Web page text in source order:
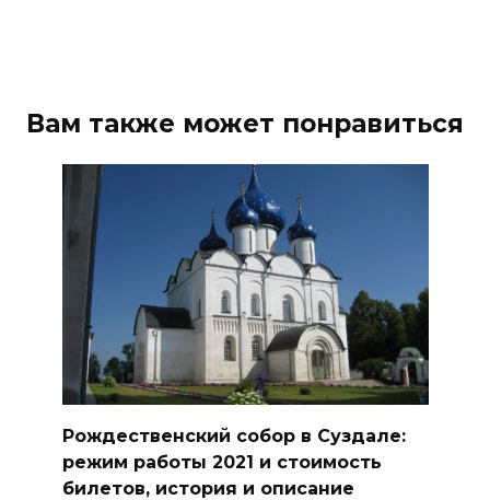
Вам также может понравиться
Рождественский собор в Суздале:
режим работы 2021 и стоимость
билетов, история и описание